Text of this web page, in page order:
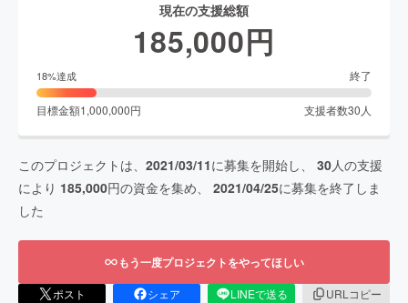
現在の支援総額
185,000円
18%達成 終了
目標金額1,000,000円 支援者数30 人
このプロジェクトは、 2021/03/11に募集を開始し、 30人の支援
により 185,000円の資金を集め、 2021/04/25に募集を終了しま
した
もう一度プロジェクトをやってほしい
ポスト シェア LINEで送る
URLコピー